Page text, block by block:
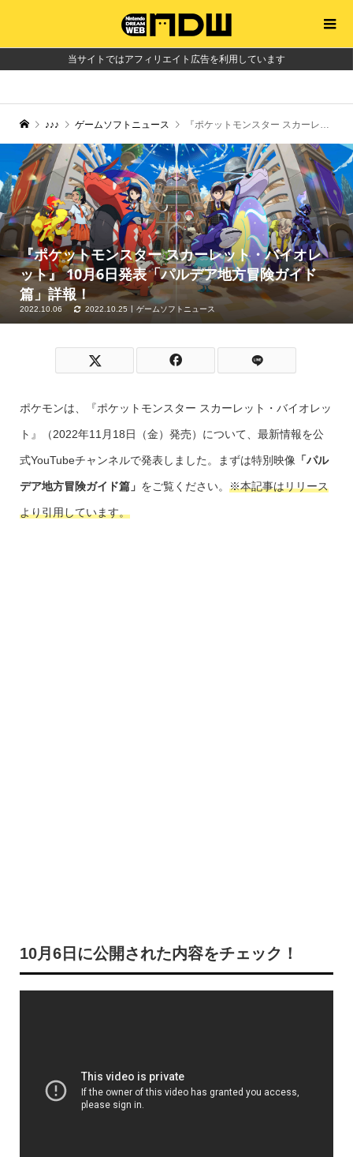
当サイトではアフィリエイト広告を利用しています
♪♪♪ ゲームソフトニュース 『ポケットモンスター スカーレット・バイオレット』 10月6日発表「パルデア地方冒険ガイド篇」詳報！
『ポケットモンスター スカーレット・バイオレ
ット』 10月6日発表「パルデア地方冒険ガイド
篇」詳報！
2022.10.06 2022.10.25 ゲームソフトニュース
ポケモンは、『ポケットモンスター スカーレット・バイオレッ
ト』（2022年11月18日（金）発売）について、最新情報を公
式YouTubeチャンネルで発表しました。まずは特別映像 「パル
デア地方冒険ガイド篇」 をご覧ください。 ※本記事はリリース
より引用しています。
10月6日に公開された内容をチェック！